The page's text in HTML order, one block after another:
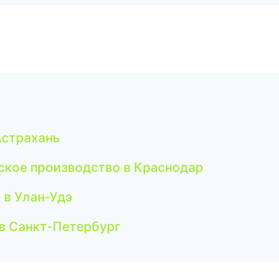
производство в Краснодар
Улан-Удэ
Санкт-Петербург